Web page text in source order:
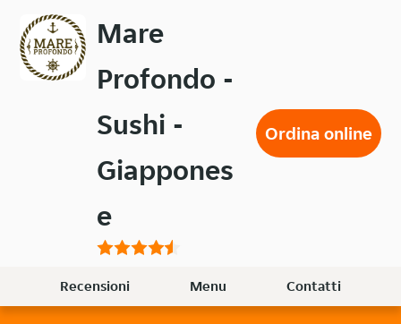
contenuto
principale
Mare
Profondo -
Sushi -
Giappones
e
Ordina online
Recensioni Menu Contatti